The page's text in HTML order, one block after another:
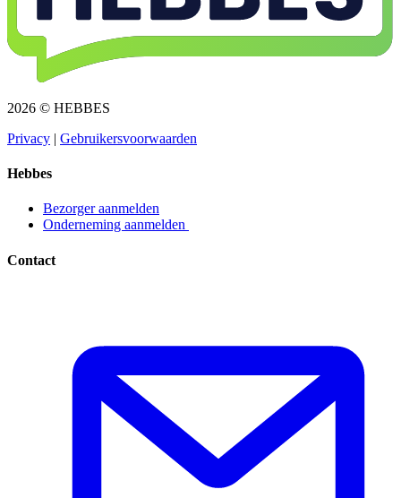
2026 © HEBBES
Privacy​​​​‌ ‍ ​‍​‍‌‍ ‌ ​‍‌‍‍‌‌‍‌ ‌‍‍‌‌‍ ‍​‍​‍​ ‍‍​‍​‍‌ ​ ‌‍​‌‌‍ ‍‌‍‍‌‌ ‌​‌ ‍‌​‍ ‍‌‍‍‌‌‍ ​‍​‍​‍ ​​‍​‍‌‍‍​‌ ​‍‌‍‌‌‌‍‌‍​‍​‍​ ‍‍​‍​‍‌‍‍​‌ ‌​‌ ‌​‌ ​​​ ‍‍​‍ ​‍ ‌‍ ​‌‍ ‌‍​ ‌‍​‌‌‍ ​‌‍‍​‌‍ ‌ ​ ‌ ‌​​ ‍‍​ ​ ​ ​ ​ ​ ​ ​ ​‍ ‌‍‍‌‌‍ ‍‌ ‌​‌‍‌‌‌‍ ‍‌ ‌​​‍ ‌‍‌‌‌‍‌​‌‍‍‌‌ ‌​​‍ ‌‍ ‌‌‍ ‌‍‌​‌‍‌‌​ ‌‌ ​​‌ ​‍‌‍‌‌‌ ​ ‌‍‌‌‌‍ ‍‌ ‌​‌‍​‌‌ ‌​‌‍‍‌‌‍ ‌‍ ‍​ ‍ ‌‍‍‌‌‍‌​​ ‌‌‍‌ ‌‍ ​‌‍ ‌‍​‍‌‍​‌‌‍ ​​ ‍ ‌ ‌​‌ ‍‌‌ ​​‌‍‌‌​ ‌‌‍‌ ‌‍ ​‌‍ ‌‍​‍‌‍​‌‌‍ ​​ ‍ ‌ ​​‌‍​‌‌ ‌​‌‍‍​​ ‌‌‍‌‍‌‍ ‌‍ ‌ ‌​‌‍‌‌‌ ​‍​‍ ‍‌‍ ​‌‍‌‌‌‍‌ ‌‍​‌‌‍ ​​‍‌‌​ ‌‌‌​​‍‌‌ ‌‍‍ ‌‍‌‌‌ ‍‌​‍‌‌​ ​ ‌​‌​​‍‌‌​ ​ ‌​‌​​‍‌‌​ ​‍​ ​‍​ ​‌​ ‍​‌‍‌‌​ ‌‍‌‍‌​‌‍‌‌‌‍‌‌​ ‌‍​ ​ ​ ‍‌​ ‌‌​ ‌​​‍‌‌​ ​‍​ ​‍​‍‌‌​ ‌‌‌​‌​​‍ ‍‌‍ ​‌‍​‌‌‍​‍‌‍‌‌‌‍ ​​ ‌‍​‍‌‍​‌‌ ​ ‌‍‌‌‌‌‌‌‌ ​‍‌‍ ​​ ‌‌‍‍​‌ ‌​‌ ‌​‌ ​​​‍‌‌​ ​ ‌​​‌​‍‌‌​ ​‍‌​‌‍​‍‌‌​ ​‍‌​‌‍‌‍ ​‌‍ ‌‍​ ‌‍​‌‌‍ ​‌‍‍​‌‍ ‌ ​ ‌ ‌​​‍‌‌​ ​ ‌​​‌​ ​ ​ ​ ​ ​ ​ ​ ​‍‌‍‌‍‍‌‌‍‌​​ ‌‌‍‌ ‌‍ ​‌‍ ‌‍​‍‌‍​‌‌‍ ​​‍‌‍‌ ‌​‌ ‍‌‌ ​​‌‍‌‌​ ‌‌‍‌ ‌‍ ​‌‍ ‌‍​‍‌‍​‌‌‍ ​​‍‌‍‌ ​​‌‍​‌‌ ‌​‌‍‍​​ ‌‌‍‌‍‌‍ ‌‍ ‌ ‌​‌‍‌‌‌ ​‍​‍ ‍‌‍ ​‌‍‌‌‌‍‌ ‌‍​‌‌‍ ​​‍‌‌​ ‌‌‌​​‍‌‌ ‌‍‍ ‌‍‌‌‌ ‍‌​‍‌‌​ ​ ‌​‌​​‍‌‌​ ​ ‌​‌​​‍‌‌​ ​‍​ ​‍​ ​‌​ ‍​‌‍‌‌​ ‌‍‌‍‌​‌‍‌‌‌‍‌‌​ ‌‍​ ​ ​ ‍‌​ ‌‌​ ‌​​‍‌‌​ ​‍​ ​‍​‍‌‌​ ‌‌‌​‌​​‍ ‍‌‍ ​‌‍​‌‌‍​‍‌‍‌‌‌‍ ​​‍‌‍‌ ​​‌‍‌‌‌ ​‍‌ ​ ‌ ​​‌‍‌‌‌‍​ ‌ ‌​‌‍‍‌‌ ‌‍‌‍‌‌​ ‌‌ ​​‌ ‌‌‌‍​‍‌‍ ​‌‍‍‌‌ ​ ‌‍‍​‌‍‌‌‌‍‌​​‍​‍‌ ‌ | Gebruikersvoorwaarden​​​​‌ ‍ ​‍​‍‌‍ ‌ ​‍‌‍‍‌‌‍‌ ‌‍‍‌‌‍ ‍​‍​‍​ ‍‍​‍​‍‌ ​ ‌‍​‌‌‍ ‍‌‍‍‌‌ ‌​‌ ‍‌​‍ ‍‌‍‍‌‌‍ ​‍​‍​‍ ​​‍​‍‌‍‍​‌ ​‍‌‍‌‌‌‍‌‍​‍​‍​ ‍‍​‍​‍‌‍‍​‌ ‌​‌ ‌​‌ ​​​ ‍‍​‍ ​‍ ‌‍ ​‌‍ ‌‍​ ‌‍​‌‌‍ ​‌‍‍​‌‍ ‌ ​ ‌ ‌​​ ‍‍​ ​ ​ ​ ​ ​ ​ ​ ​‍ ‌‍‍‌‌‍ ‍‌ ‌​‌‍‌‌‌‍ ‍‌ ‌​​‍ ‌‍‌‌‌‍‌​‌‍‍‌‌ ‌​​‍ ‌‍ ‌‌‍ ‌‍‌​‌‍‌‌​ ‌‌ ​​‌ ​‍‌‍‌‌‌ ​ ‌‍‌‌‌‍ ‍‌ ‌​‌‍​‌‌ ‌​‌‍‍‌‌‍ ‌‍ ‍​ ‍ ‌‍‍‌‌‍‌​​ ‌‌‍‌ ‌‍ ​‌‍ ‌‍​‍‌‍​‌‌‍ ​​ ‍ ‌ ‌​‌ ‍‌‌ ​​‌‍‌‌​ ‌‌‍‌ ‌‍ ​‌‍ ‌‍​‍‌‍​‌‌‍ ​​ ‍ ‌ ​​‌‍​‌‌ ‌​‌‍‍​​ ‌‌‍‌‍‌‍ ‌‍ ‌ ‌​‌‍‌‌‌ ​‍​‍ ‍‌‍ ​‌‍‌‌‌‍‌ ‌‍​‌‌‍ ​​‍‌‌​ ‌‌‌​​‍‌‌ ‌‍‍ ‌‍‌‌‌ ‍‌​‍‌‌​ ​ ‌​‌​​‍‌‌​ ​ ‌​‌​​‍‌‌​ ​‍​ ​‍​ ​​‌‍​ ‌‍‌‍​ ‌‍​ ‌​‌‍‌​​ ​ ‌‍‌‌​ ​ ​ ​‌​ ‍‌​ ​‍​‍‌‌​ ​‍​ ​‍​‍‌‌​ ‌‌‌​‌​​‍ ‍‌‍ ​‌‍​‌‌‍​‍‌‍‌‌‌‍ ​​ ‌‍​‍‌‍​‌‌ ​ ‌‍‌‌‌‌‌‌‌ ​‍‌‍ ​​ ‌‌‍‍​‌ ‌​‌ ‌​‌ ​​​‍‌‌​ ​ ‌​​‌​‍‌‌​ ​‍‌​‌‍​‍‌‌​ ​‍‌​‌‍‌‍ ​‌‍ ‌‍​ ‌‍​‌‌‍ ​‌‍‍​‌‍ ‌ ​ ‌ ‌​​‍‌‌​ ​ ‌​​‌​ ​ ​ ​ ​ ​ ​ ​ ​‍‌‍‌‍‍‌‌‍‌​​ ‌‌‍‌ ‌‍ ​‌‍ ‌‍​‍‌‍​‌‌‍ ​​‍‌‍‌ ‌​‌ ‍‌‌ ​​‌‍‌‌​ ‌‌‍‌ ‌‍ ​‌‍ ‌‍​‍‌‍​‌‌‍ ​​‍‌‍‌ ​​‌‍​‌‌ ‌​‌‍‍​​ ‌‌‍‌‍‌‍ ‌‍ ‌ ‌​‌‍‌‌‌ ​‍​‍ ‍‌‍ ​‌‍‌‌‌‍‌ ‌‍​‌‌‍ ​​‍‌‌​ ‌‌‌​​‍‌‌ ‌‍‍ ‌‍‌‌‌ ‍‌​‍‌‌​ ​ ‌​‌​​‍‌‌​ ​ ‌​‌​​‍‌‌​ ​‍​ ​‍​ ​​‌‍​ ‌‍‌‍​ ‌‍​ ‌​‌‍‌​​ ​ ‌‍‌‌​ ​ ​ ​‌​ ‍‌​ ​‍​‍‌‌​ ​‍​ ​‍​‍‌‌​ ‌‌‌​‌​​‍ ‍‌‍ ​‌‍​‌‌‍​‍‌‍‌‌‌‍ ​​‍‌‍‌ ​​‌‍‌‌‌ ​‍‌ ​ ‌ ​​‌‍‌‌‌‍​ ‌ ‌​‌‍‍‌‌ ‌‍‌‍‌‌​ ‌‌ ​​‌ ‌‌‌‍​‍‌‍ ​‌‍‍‌‌ ​ ‌‍‍​‌‍‌‌‌‍‌​​‍​‍‌ ‌
Hebbes
Bezorger aanmelden​​​​‌ ‍ ​‍​‍‌‍ ‌ ​‍‌‍‍‌‌‍‌ ‌‍‍‌‌‍ ‍​‍​‍​ ‍‍​‍​‍‌ ​ ‌‍​‌‌‍ ‍‌‍‍‌‌ ‌​‌ ‍‌​‍ ‍‌‍‍‌‌‍ ​‍​‍​‍ ​​‍​‍‌‍‍​‌ ​‍‌‍‌‌‌‍‌‍​‍​‍​ ‍‍​‍​‍‌‍‍​‌ ‌​‌ ‌​‌ ​​​ ‍‍​‍ ​‍ ‌‍ ​‌‍ ‌‍​ ‌‍​‌‌‍ ​‌‍‍​‌‍ ‌ ​ ‌ ‌​​ ‍‍​ ​ ​ ​ ​ ​ ​ ​ ​‍ ‌‍‍‌‌‍ ‍‌ ‌​‌‍‌‌‌‍ ‍‌ ‌​​‍ ‌‍‌‌‌‍‌​‌‍‍‌‌ ‌​​‍ ‌‍ ‌‌‍ ‌‍‌​‌‍‌‌​ ‌‌ ​​‌ ​‍‌‍‌‌‌ ​ ‌‍‌‌‌‍ ‍‌ ‌​‌‍​‌‌ ‌​‌‍‍‌‌‍ ‌‍ ‍​ ‍ ‌‍‍‌‌‍‌​​ ‌‌‍‌ ‌‍ ​‌‍ ‌‍​‍‌‍​‌‌‍ ​​ ‍ ‌ ‌​‌ ‍‌‌ ​​‌‍‌‌​ ‌‌‍‌ ‌‍ ​‌‍ ‌‍​‍‌‍​‌‌‍ ​​ ‍ ‌ ​​‌‍​‌‌ ‌​‌‍‍​​ ‌‌‍‌‍‌‍ ‌‍ ‌ ‌​‌‍‌‌‌ ​‍​‍ ‍‌ ​​‌‍​‌‌‍‌ ‌‍‌‌‌ ​ ​‍‌‌​ ‌‌‌​​‍‌‌ ‌‍‍ ‌‍‌‌‌ ‍‌​‍‌‌​ ​ ‌​‌​​‍‌‌​ ​ ‌​‌​​‍‌‌​ ​‍​ ​‍​ ‌ ​ ​‌‌‍​‍‌‍​ ​ ‌‌​ ‌ ​ ​‌​ ​‍​ ‌​​ ​​‌‍‌‌​ ‍‌​‍‌‌​ ​‍​ ​‍​‍‌‌​ ‌‌‌​‌​​‍ ‍‌‍ ​‌‍​‌‌‍​‍‌‍‌‌‌‍ ​​ ‌‍​‍‌‍​‌‌ ​ ‌‍‌‌‌‌‌‌‌ ​‍‌‍ ​​ ‌‌‍‍​‌ ‌​‌ ‌​‌ ​​​‍‌‌​ ​ ‌​​‌​‍‌‌​ ​‍‌​‌‍​‍‌‌​ ​‍‌​‌‍‌‍ ​‌‍ ‌‍​ ‌‍​‌‌‍ ​‌‍‍​‌‍ ‌ ​ ‌ ‌​​‍‌‌​ ​ ‌​​‌​ ​ ​ ​ ​ ​ ​ ​ ​‍‌‍‌‍‍‌‌‍‌​​ ‌‌‍‌ ‌‍ ​‌‍ ‌‍​‍‌‍​‌‌‍ ​​‍‌‍‌ ‌​‌ ‍‌‌ ​​‌‍‌‌​ ‌‌‍‌ ‌‍ ​‌‍ ‌‍​‍‌‍​‌‌‍ ​​‍‌‍‌ ​​‌‍​‌‌ ‌​‌‍‍​​ ‌‌‍‌‍‌‍ ‌‍ ‌ ‌​‌‍‌‌‌ ​‍​‍ ‍‌ ​​‌‍​‌‌‍‌ ‌‍‌‌‌ ​ ​‍‌‌​ ‌‌‌​​‍‌‌ ‌‍‍ ‌‍‌‌‌ ‍‌​‍‌‌​ ​ ‌​‌​​‍‌‌​ ​ ‌​‌​​‍‌‌​ ​‍​ ​‍​ ‌ ​ ​‌‌‍​‍‌‍​ ​ ‌‌​ ‌ ​ ​‌​ ​‍​ ‌​​ ​​‌‍‌‌​ ‍‌​‍‌‌​ ​‍​ ​‍​‍‌‌​ ‌‌‌​‌​​‍ ‍‌‍ ​‌‍​‌‌‍​‍‌‍‌‌‌‍ ​​‍‌‍‌ ​​‌‍‌‌‌ ​‍‌ ​ ‌ ​​‌‍‌‌‌‍​ ‌ ‌​‌‍‍‌‌ ‌‍‌‍‌‌​ ‌‌ ​​‌ ‌‌‌‍​‍‌‍ ​‌‍‍‌‌ ​ ‌‍‍​‌‍‌‌‌‍‌​​‍​‍‌ ‌
Onderneming aanmelden ​​​​‌ ‍ ​‍​‍‌‍ ‌ ​‍‌‍‍‌‌‍‌ ‌‍‍‌‌‍ ‍​‍​‍​ ‍‍​‍​‍‌ ​ ‌‍​‌‌‍ ‍‌‍‍‌‌ ‌​‌ ‍‌​‍ ‍‌‍‍‌‌‍ ​‍​‍​‍ ​​‍​‍‌‍‍​‌ ​‍‌‍‌‌‌‍‌‍​‍​‍​ ‍‍​‍​‍‌‍‍​‌ ‌​‌ ‌​‌ ​​​ ‍‍​‍ ​‍ ‌‍ ​‌‍ ‌‍​ ‌‍​‌‌‍ ​‌‍‍​‌‍ ‌ ​ ‌ ‌​​ ‍‍​ ​ ​ ​ ​ ​ ​ ​ ​‍ ‌‍‍‌‌‍ ‍‌ ‌​‌‍‌‌‌‍ ‍‌ ‌​​‍ ‌‍‌‌‌‍‌​‌‍‍‌‌ ‌​​‍ ‌‍ ‌‌‍ ‌‍‌​‌‍‌‌​ ‌‌ ​​‌ ​‍‌‍‌‌‌ ​ ‌‍‌‌‌‍ ‍‌ ‌​‌‍​‌‌ ‌​‌‍‍‌‌‍ ‌‍ ‍​ ‍ ‌‍‍‌‌‍‌​​ ‌‌‍‌ ‌‍ ​‌‍ ‌‍​‍‌‍​‌‌‍ ​​ ‍ ‌ ‌​‌ ‍‌‌ ​​‌‍‌‌​ ‌‌‍‌ ‌‍ ​‌‍ ‌‍​‍‌‍​‌‌‍ ​​ ‍ ‌ ​​‌‍​‌‌ ‌​‌‍‍​​ ‌‌‍‌‍‌‍ ‌‍ ‌ ‌​‌‍‌‌‌ ​‍​‍ ‍‌ ​​‌‍​‌‌‍‌ ‌‍‌‌‌ ​ ​‍‌‌​ ‌‌‌​​‍‌‌ ‌‍‍ ‌‍‌‌‌ ‍‌​‍‌‌​ ​ ‌​‌​​‍‌‌​ ​ ‌​‌​​‍‌‌​ ​‍​ ​‍​ ‌ ​ ‌ ​ ‍‌​ ​ ​ ​‌‌‍​ ‌‍​‌​ ‌‍​ ​‌‌‍​‍​ ‌‍‌‍​ ​‍‌‌​ ​‍​ ​‍​‍‌‌​ ‌‌‌​‌​​‍ ‍‌‍ ​‌‍​‌‌‍​‍‌‍‌‌‌‍ ​​ ‌‍​‍‌‍​‌‌ ​ ‌‍‌‌‌‌‌‌‌ ​‍‌‍ ​​ ‌‌‍‍​‌ ‌​‌ ‌​‌ ​​​‍‌‌​ ​ ‌​​‌​‍‌‌​ ​‍‌​‌‍​‍‌‌​ ​‍‌​‌‍‌‍ ​‌‍ ‌‍​ ‌‍​‌‌‍ ​‌‍‍​‌‍ ‌ ​ ‌ ‌​​‍‌‌​ ​ ‌​​‌​ ​ ​ ​ ​ ​ ​ ​ ​‍‌‍‌‍‍‌‌‍‌​​ ‌‌‍‌ ‌‍ ​‌‍ ‌‍​‍‌‍​‌‌‍ ​​‍‌‍‌ ‌​‌ ‍‌‌ ​​‌‍‌‌​ ‌‌‍‌ ‌‍ ​‌‍ ‌‍​‍‌‍​‌‌‍ ​​‍‌‍‌ ​​‌‍​‌‌ ‌​‌‍‍​​ ‌‌‍‌‍‌‍ ‌‍ ‌ ‌​‌‍‌‌‌ ​‍​‍ ‍‌ ​​‌‍​‌‌‍‌ ‌‍‌‌‌ ​ ​‍‌‌​ ‌‌‌​​‍‌‌ ‌‍‍ ‌‍‌‌‌ ‍‌​‍‌‌​ ​ ‌​‌​​‍‌‌​ ​ ‌​‌​​‍‌‌​ ​‍​ ​‍​ ‌ ​ ‌ ​ ‍‌​ ​ ​ ​‌‌‍​ ‌‍​‌​ ‌‍​ ​‌‌‍​‍​ ‌‍‌‍​ ​‍‌‌​ ​‍​ ​‍​‍‌‌​ ‌‌‌​‌​​‍ ‍‌‍ ​‌‍​‌‌‍​‍‌‍‌‌‌‍ ​​‍‌‍‌ ​​‌‍‌‌‌ ​‍‌ ​ ‌ ​​‌‍‌‌‌‍​ ‌ ‌​‌‍‍‌‌ ‌‍‌‍‌‌​ ‌‌ ​​‌ ‌‌‌‍​‍‌‍ ​‌‍‍‌‌ ​ ‌‍‍​‌‍‌‌‌‍‌​​‍​‍‌ ‌
Contact